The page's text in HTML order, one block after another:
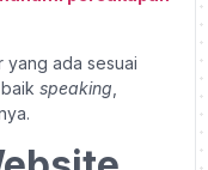
yang ada sesuai
speaking